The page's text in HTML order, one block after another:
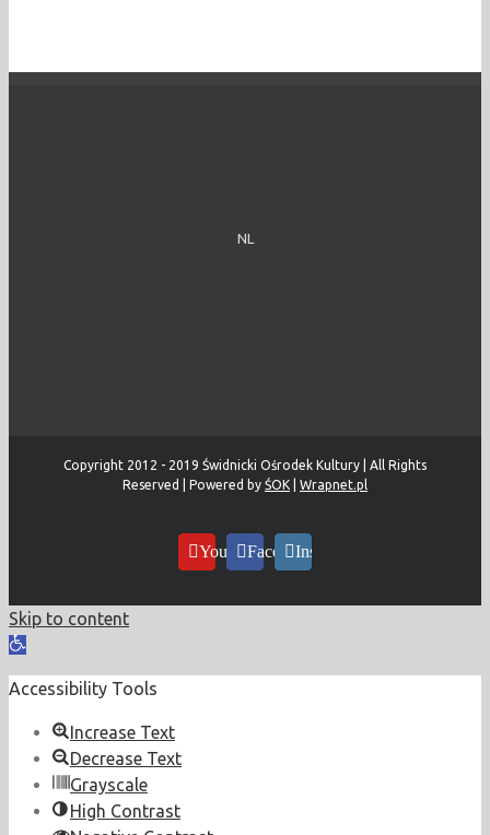
NL
Copyright 2012 - 2019 Świdnicki Ośrodek Kultury | All Rights
Reserved | Powered by ŚOK Wrapnet.pl
YouTubeFacebookInstagram
Skip to content
Open
Accessibility Tools
Increase Text
Decrease Text
Grayscale
High Contrast